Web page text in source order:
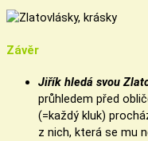
Závěr
Jiřík hledá svou
průhledem před
(=každý kluk)
z nich, která se mu